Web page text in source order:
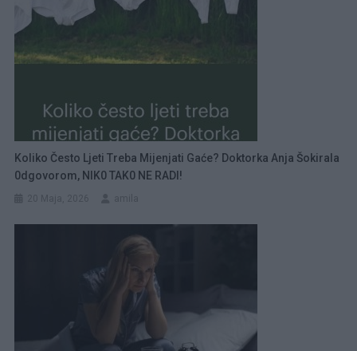
Koliko Često Ljeti Treba Mijenjati Gaće? Doktorka Anja Šokirala
0dgovorom, NIK0 TAK0 NE RADI!